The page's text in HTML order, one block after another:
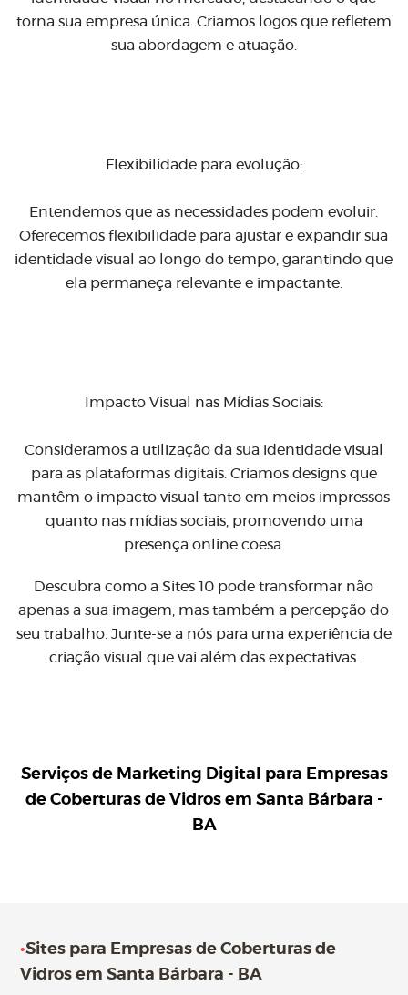
torna sua empresa única. Criamos logos que refletem
sua abordagem e atuação.
Flexibilidade para evolução:
Entendemos que as necessidades podem evoluir.
Oferecemos flexibilidade para ajustar e expandir sua
identidade visual ao longo do tempo, garantindo que
ela permaneça relevante e impactante.
Impacto Visual nas Mídias Sociais:
Consideramos a utilização da sua identidade visual
para as plataformas digitais. Criamos designs que
mantêm o impacto visual tanto em meios impressos
quanto nas mídias sociais, promovendo uma
presença online coesa.
Descubra como a Sites 10 pode transformar não
apenas a sua imagem, mas também a percepção do
seu trabalho. Junte-se a nós para uma experiência de
criação visual que vai além das expectativas.
Serviços de Marketing Digital para Empresas
de Coberturas de Vidros em Santa Bárbara -
BA
•Sites para Empresas de Coberturas de
Vidros em Santa Bárbara - BA